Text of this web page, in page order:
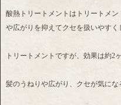
酸熱トリートメントはトリートメン
や広がりを抑えてクセを扱いやす
トリートメントですが、効果は約2
髪のうねりや広がり、クセが気に